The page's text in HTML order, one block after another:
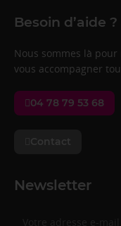
Besoin d’aide
Nous sommes là
vous accompagner
04 78 79 53 68
Contact
Newsletter